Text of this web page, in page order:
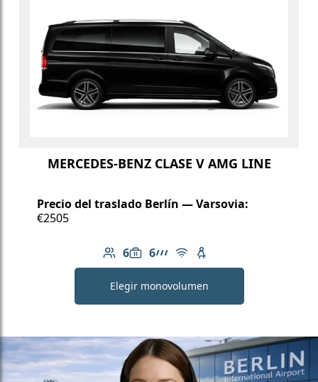
MERCEDES-BENZ CLASE V AMG LINE
Precio del traslado Berlín — Varsovia:
€2505
6
Número de pasajeros: 6
6
Capacidad de equipaje: 6
Línea AMG
Wi-Fi gratuito
Asiento infantil
Elegir monovolumen